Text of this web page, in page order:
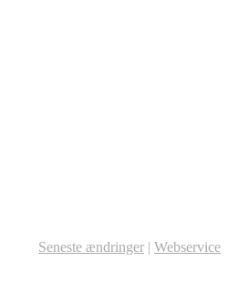
Seneste ændringer | Webservice